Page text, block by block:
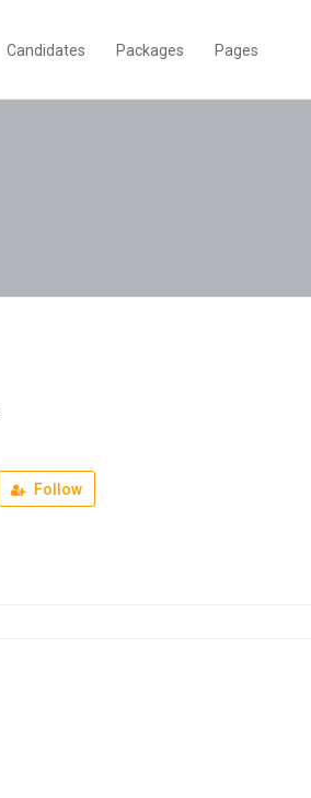
Candidates Packages Pages
Follow